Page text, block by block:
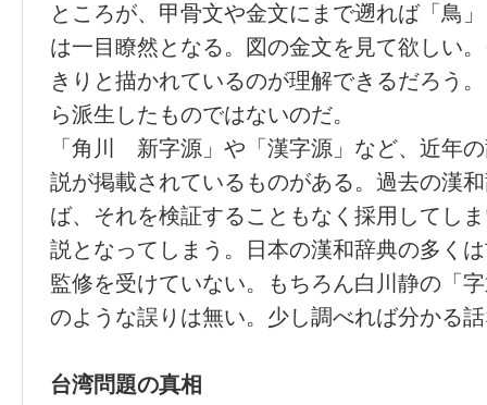
ところが、甲骨文や金文にまで遡れば「鳥
は一目瞭然となる。図の金文を見て欲しい
きりと描かれているのが理解できるだろう
ら派生したものではないのだ。
「角川 新字源」や「漢字源」など、近年
説が掲載されているものがある。過去の漢
ば、それを検証することもなく採用してし
説となってしまう。日本の漢和辞典の多く
監修を受けていない。もちろん白川静の「
のような誤りは無い。少し調べれば分かる
台湾問題の真相